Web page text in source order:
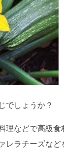
でしょうか？
理などで高級食
レラチーズな